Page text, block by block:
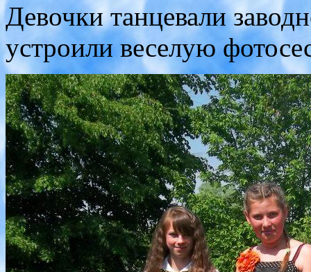
Девочки танцевали
устроили веселую